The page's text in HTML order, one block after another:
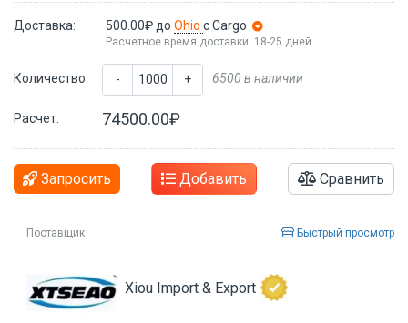
Доставка: 500.00₽ до Ohio с Cargo
Расчетное время доставки: 18-25 дней
Количество: - + 6500 в наличии
Расчет: 74500.00₽
Запросить Добавить Сравнить
Поставщик Быстрый просмотр
Xiou Import & Export